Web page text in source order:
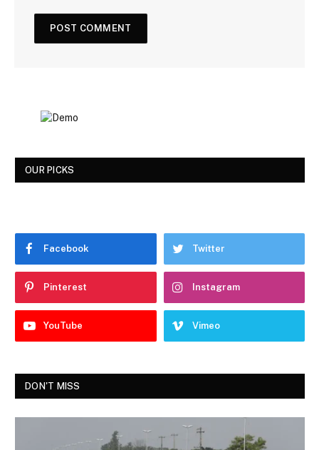
OUR PICKS
Facebook Twitter
Pinterest Instagram
YouTube Vimeo
DON'T MISS